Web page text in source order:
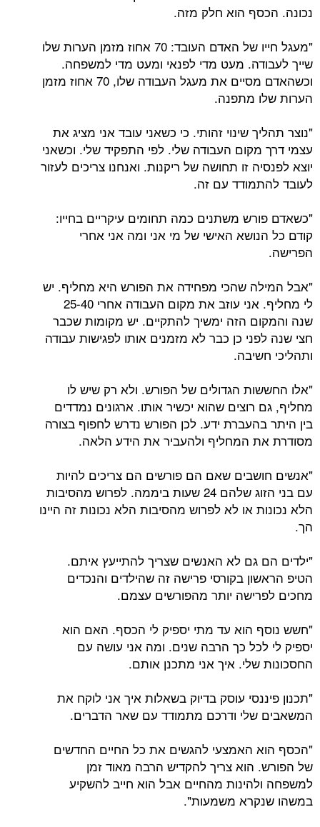
נכונה. הכסף הוא חלק מזה.
"מעגל חייו של האדם העובד: 70 אחוז מזמן הערות שלו
שייך לעבודה. מעט מדי לפנאי ומעט מדי למשפחה.
וכשהאדם מסיים את מעגל העבודה שלו, 70 אחוז מזמן
הערות שלו מתפנה.
"נוצר תהליך שינוי זהותי. כי כשאני עובד אני מציג את
עצמי דרך מקום העבודה שלי. לפי התפקיד שלי. וכשאני
יוצא לפנסיה זו תחושה של ריקנות. ואנחנו צריכים לעזור
לעובד להתמודד עם זה.
"כשאדם פורש משתנים כמה תחומים עיקריים בחייו:
קודם כל הנושא האישי של מי אני ומה אני אחרי
הפרישה.
"אבל המילה שהכי מפחידה את הפורש היא מחליף. יש
לי מחליף. אני עוזב את מקום העבודה אחרי 25-40
שנה והמקום הזה ימשיך להתקיים. יש מקומות שכבר
חצי שנה לפני כן כבר לא מזמנים אותו לפגישות עבודה
ותהליכי חשיבה.
"אלו החששות הגדולים של הפורש. ולא רק שיש לו
מחליף, גם רוצים שהוא יכשיר אותו. ארגונים נמדדים
בין היתר בהעברת ידע. לכן הפורש נדרש לחפוף בצורה
מסודרת את המחליף ולהעביר את הידע הלאה.
"אנשים חושבים שאם הם פורשים הם צריכים להיות
עם בני הזוג שלהם 24 שעות ביממה. לפרוש מהסיבות
הלא נכונות או לא לפרוש מהסיבות הלא נכונות זה היינו
הך.
"ילדים הם גם לא האנשים שצריך להתייעץ איתם.
הטיפ הראשון בקורסי פרישה זה שהילדים והנכדים
מחכים לפרישה יותר מהפורשים עצמם.
"חשש נוסף הוא עד מתי יספיק לי הכסף. האם הוא
יספיק לי לכל כך הרבה שנים. ומה אני עושה עם
החסכונות שלי. איך אני מתכנן אותם.
"תכנון פיננסי עוסק בדיוק בשאלות איך אני לוקח את
המשאבים שלי ודרכם מתמודד עם שאר הדברים.
"הכסף הוא האמצעי להגשים את כל החיים החדשים
של הפורש. הוא צריך להקדיש הרבה מאוד זמן
למשפחה ולהינות מהחיים אבל הוא חייב להשקיע
במשהו שנקרא משמעות".